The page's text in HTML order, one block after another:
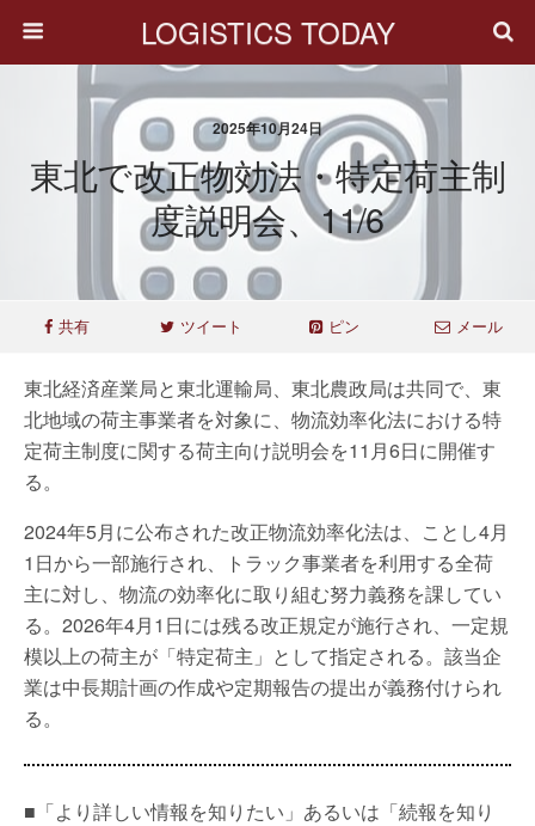
LOGISTICS TODAY
2025年10月24日
東北で改正物効法・特定荷主制
度説明会、11/6
共有 ツイート ピン メール
東北経済産業局と東北運輸局、東北農政局は共同で、東
北地域の荷主事業者を対象に、物流効率化法における特
定荷主制度に関する荷主向け説明会を11月6日に開催す
る。
2024年5月に公布された改正物流効率化法は、ことし4月
1日から一部施行され、トラック事業者を利用する全荷
主に対し、物流の効率化に取り組む努力義務を課してい
る。2026年4月1日には残る改正規定が施行され、一定規
模以上の荷主が「特定荷主」として指定される。該当企
業は中長期計画の作成や定期報告の提出が義務付けられ
る。
■「より詳しい情報を知りたい」あるいは「続報を知り